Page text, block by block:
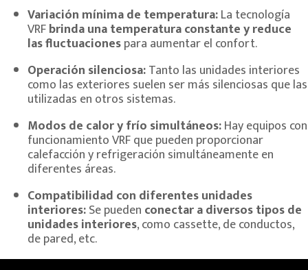
Variación mínima de temperatura:La tecnología
VRFbrinda una temperatura constante y reduce
las fluctuacionespara aumentar el confort.
Operación silenciosa:Tanto las unidades interiores
como las exteriores suelen ser más silenciosas que las
utilizadas en otros sistemas.
Modos de calor y frío simultáneos:Hay equipos con
funcionamiento VRF que pueden proporcionar
calefacción y refrigeración simultáneamente en
diferentes áreas.
Compatibilidad con diferentes unidades
interiores:Se pueden conectar a diversos tipos de
unidades interiores, como cassette, de conductos,
de pared, etc.